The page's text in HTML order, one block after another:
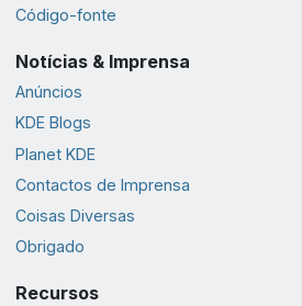
Código-fonte
Notícias & Imprensa
Anúncios
KDE Blogs
Planet KDE
Contactos de Imprensa
Coisas Diversas
Obrigado
Recursos